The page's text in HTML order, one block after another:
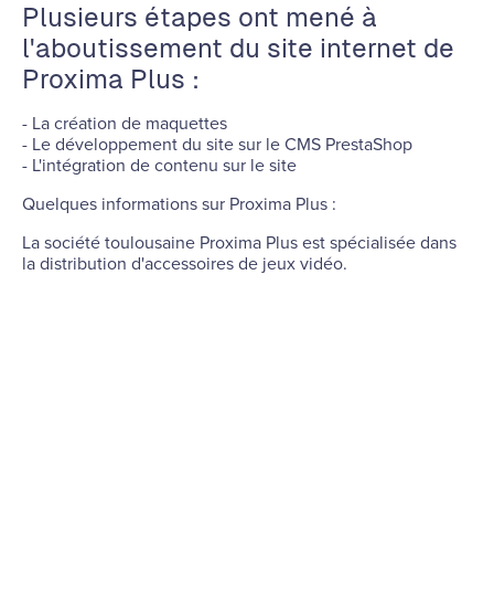
Plusieurs étapes ont mené à
l'aboutissement du site internet de
Proxima Plus :
- La création de maquettes
- Le développement du site sur le CMS PrestaShop
- L'intégration de contenu sur le site
Quelques informations sur Proxima Plus :
La société toulousaine Proxima Plus est spécialisée dans
la distribution d'accessoires de jeux vidéo.